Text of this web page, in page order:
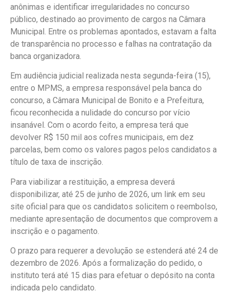
anônimas e identificar irregularidades no concurso
público, destinado ao provimento de cargos na Câmara
Municipal. Entre os problemas apontados, estavam a falta
de transparência no processo e falhas na contratação da
banca organizadora.
Em audiência judicial realizada nesta segunda-feira (15),
entre o MPMS, a empresa responsável pela banca do
concurso, a Câmara Municipal de Bonito e a Prefeitura,
ficou reconhecida a nulidade do concurso por vício
insanável. Com o acordo feito, a empresa terá que
devolver R$ 150 mil aos cofres municipais, em dez
parcelas, bem como os valores pagos pelos candidatos a
título de taxa de inscrição.
Para viabilizar a restituição, a empresa deverá
disponibilizar, até 25 de junho de 2026, um link em seu
site oficial para que os candidatos solicitem o reembolso,
mediante apresentação de documentos que comprovem a
inscrição e o pagamento.
O prazo para requerer a devolução se estenderá até 24 de
dezembro de 2026. Após a formalização do pedido, o
instituto terá até 15 dias para efetuar o depósito na conta
indicada pelo candidato.